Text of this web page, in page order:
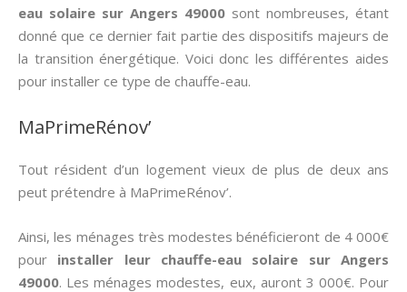
eau solaire sur Angers 49000 sont nombreuses, étant
donné que ce dernier fait partie des dispositifs majeurs de
la transition énergétique. Voici donc les différentes aides
pour installer ce type de chauffe-eau.
MaPrimeRénov’
Tout résident d’un logement vieux de plus de deux ans
peut prétendre à MaPrimeRénov’.
Ainsi, les ménages très modestes bénéficieront de 4 000€
pour installer leur chauffe-eau solaire sur Angers
49000. Les ménages modestes, eux, auront 3 000€. Pour